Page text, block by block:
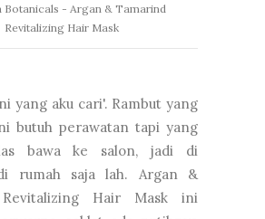
Botanicals - Argan & Tamarind
Revitalizing Hair Mask
yang aku cari'. Rambut yang
butuh perawatan tapi yang
bawa ke salon, jadi di
rumah saja lah. Argan &
Hair Mask ini